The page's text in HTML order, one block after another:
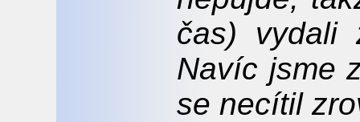
čas) vydali
Navíc jsme
se necítil